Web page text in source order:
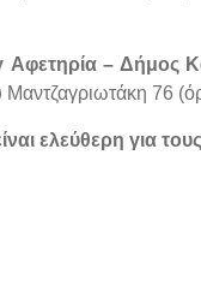
Αφετηρία – Δήμος
Μαντζαγριωτάκη 76
ελεύθερη για